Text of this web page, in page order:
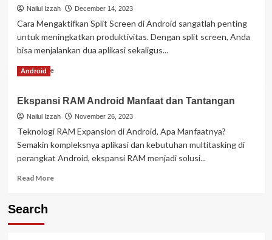
Split-
dan
Multi-
Window
HP
Kuasai
Nailul Izzah December 14, 2023
Cara Mengaktifkan Split Screen di Android sangatlah penting
untuk meningkatkan produktivitas. Dengan split screen, Anda
bisa menjalankan dua aplikasi sekaligus...
Read MoreRead
Cara
Mengaktifkan
Screen
di
Android
Android
Ekspansi RAM Android Manfaat dan Tantangan
Nailul Izzah November 26, 2023
Teknologi RAM Expansion di Android, Apa Manfaatnya?
Semakin kompleksnya aplikasi dan kebutuhan multitasking di
perangkat Android, ekspansi RAM menjadi solusi...
Read MoreRead
Search